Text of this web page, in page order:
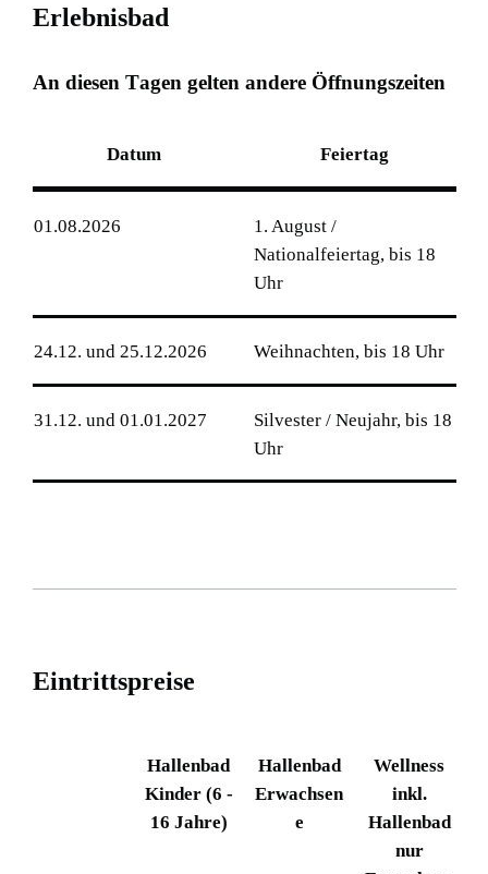
Erlebnisbad
An diesen Tagen gelten andere Öffnungszeiten
Datum Feiertag
01.08.2026
1. August /
Nationalfeiertag, bis 18
Uhr
24.12. und 25.12.2026 Weihnachten, bis 18 Uhr
31.12. und 01.01.2027
Silvester / Neujahr, bis 18
Uhr
Eintrittspreise
Hallenbad
Kinder (6 -
16 Jahre)
Hallenbad
Erwachsen
e
Wellness
inkl.
Hallenbad
nur